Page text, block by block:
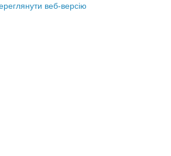
веб-версію